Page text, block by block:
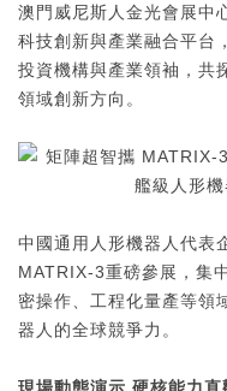
澳門威尼斯人金光會展中
科技創新與產業融合平台
投資機構與產業領袖，共
領域創新方向。
中國通用人形機器人代表
MATRIX-3重磅參展，集
密操作、工程化量產等領
器人的全球競爭力。
現場動態演示 硬核能力直